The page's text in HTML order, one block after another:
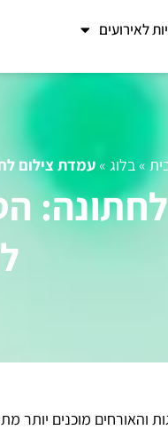
לאירועים
»בלוג »עמדת צילום
והאורחים מוכנים יותר